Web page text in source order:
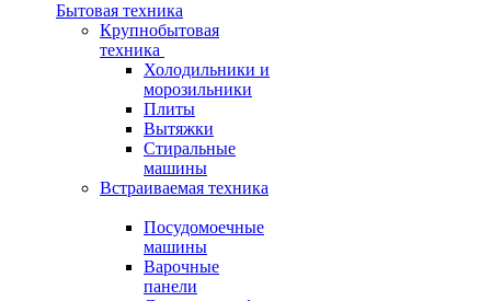
Бытовая техника
Крупнобытовая
техника
Холодильники и
морозильники
Плиты
Вытяжки
Стиральные
машины
Встраиваемая техника
Посудомоечные
машины
Варочные
панели